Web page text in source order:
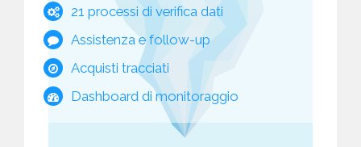
21 processi di verifica dati
Assistenza e follow-up
Acquisti tracciati
Dashboard di monitoraggio